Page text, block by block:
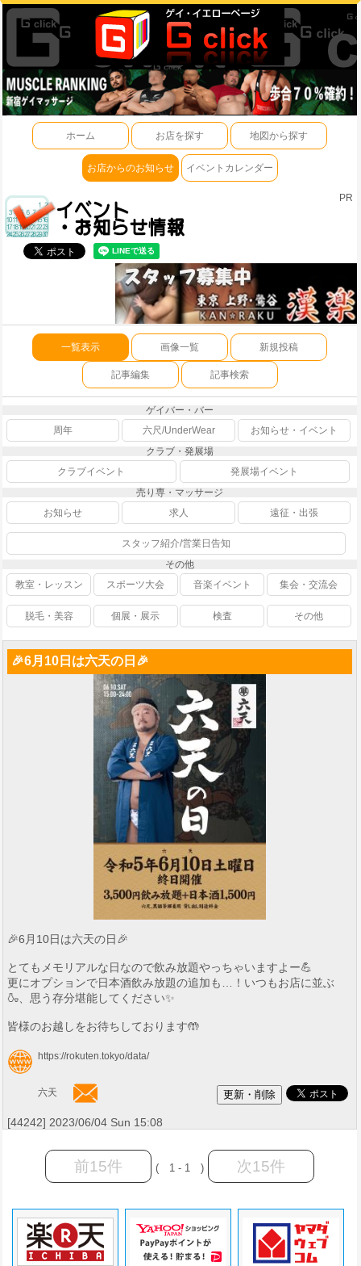
ホーム お店を探す 地図から探す
お店からのお知らせ イベントカレンダー
PR
一覧表示 画像一覧 新規投稿
記事編集 記事検索
ゲイバー・バー
周年
六尺/UnderWear
お知らせ・イベント
クラブ・発展場
クラブイベント
発展場イベント
売り専・マッサージ
お知らせ
求人 遠征・出張
スタッフ紹介/営業日告知
その他
教室・レッスン
スポーツ大会 音楽イベント 集会・交流会
脱毛・美容 個展・展示 検査 その他
🎉6月10日は六天の日🎉
🎉6月10日は六天の日🎉
とてもメモリアルな日なので飲み放題やっちゃいますよー💪
更にオプションで日本酒飲み放題の追加も…！いつもお店に並ぶ
🍶、思う存分堪能してください✨
皆様のお越しをお待ちしております🤲
https://rokuten.tokyo/data/
六天
[44242] 2023/06/04 Sun 15:08
前15件 ( 1 - 1 ) 次15件